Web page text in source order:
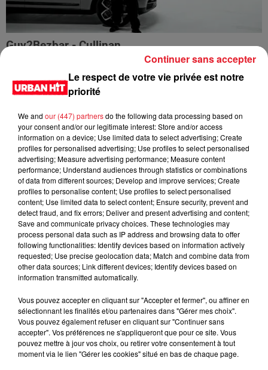
Guy2Bezbar - Cullinan
HIMRA, NINHO, NO PAIN NO GAIN - DANS LE DOS
Le respect de votre vie privée est notre
priorité
We and our (447) partnersdo the following data processing based on
your consent and/or our legitimate interest: Store and/or access
information on a device; Use limited data to select advertising; Create
profiles for personalised advertising; Use profiles to select personalised
advertising; Measure advertising performance; Measure content
performance; Understand audiences through statistics or combinations
of data from different sources; Develop and improve services; Create
profiles to personalise content; Use profiles to select personalised
content; Use limited data to select content; Ensure security, prevent and
detect fraud, and fix errors; Deliver and present advertising and content;
Save and communicate privacy choices. These technologies may
process personal data such as IP address and browsing data to offer
following functionalities: Identify devices based on information actively
requested; Use precise geolocation data; Match and combine data from
other data sources; Link different devices; Identify devices based on
information transmitted automatically.
Vous pouvez accepter en cliquant sur "Accepter et fermer", ou affiner en
sélectionnant les finalités et/ou partenaires dans "Gérer mes choix".
Vous pouvez également refuser en cliquant sur "Continuer sans
accepter". Vos préférences ne s'appliqueront que pour ce site. Vous
pouvez mettre à jour vos choix, ou retirer votre consentement à tout
moment via le lien "Gérer les cookies" situé en bas de chaque page.
Continuer sans accepter